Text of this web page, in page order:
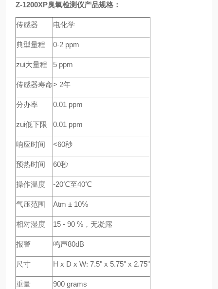
Z-1200XP臭氧检测仪产品规格：
传感器 电化学
典型量程 0-2 ppm
zui大量程 5 ppm
传感器寿命> 2年
分办率 0.01 ppm
zui低下限 0.01 ppm
响应时间 <60秒
预热时间 60秒
操作温度 -20℃至40℃
气压范围 Atm ± 10%
相对湿度 15 - 90 % ，无凝露
报警 鸣声80dB
尺寸 H x D x W: 7.5" x 5.75" x 2.75"
重量 900 grams